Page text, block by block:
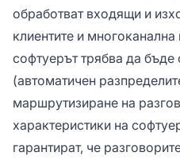
обработват входящи и
клиентите и
софтуерът трябва да бъде
(автоматичен
маршрутизиране на
характеристики на
гарантират, че